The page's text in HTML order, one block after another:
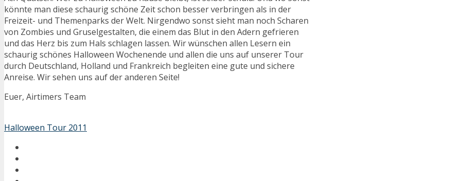
könnte man diese schaurig schöne Zeit schon besser verbringen als in der
Freizeit- und Themenparks der Welt. Nirgendwo sonst sieht man noch Scharen
von Zombies und Gruselgestalten, die einem das Blut in den Adern gefrieren
und das Herz bis zum Hals schlagen lassen. Wir wünschen allen Lesern ein
schaurig schönes Halloween Wochenende und allen die uns auf unserer Tour
durch Deutschland, Holland und Frankreich begleiten eine gute und sichere
Anreise. Wir sehen uns auf der anderen Seite!
Euer, Airtimers Team
Halloween Tour 2011